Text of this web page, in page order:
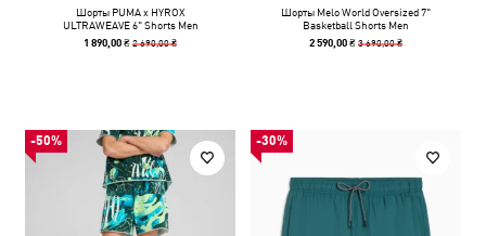
Шорты PUMA x HYROX
ULTRAWEAVE 6" Shorts Men
1 890,00 ₴2 690,00 ₴
Шорты Melo World Oversized 7"
Basketball Shorts Men
2 590,00 ₴3 690,00 ₴
-50% -30%